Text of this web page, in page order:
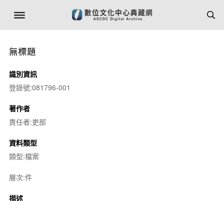
無標題
識別資訊
登錄號:081796-001
著作者
責任者:吏部
資料類型
類型:檔案
層次:件
描述